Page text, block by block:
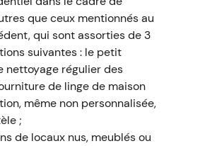
que ceux mentionnés au
qui sont assorties de 3
suivantes : le petit
nettoyage régulier des
de linge de maison
même non personnalisée,
;
de locaux nus, meublés ou